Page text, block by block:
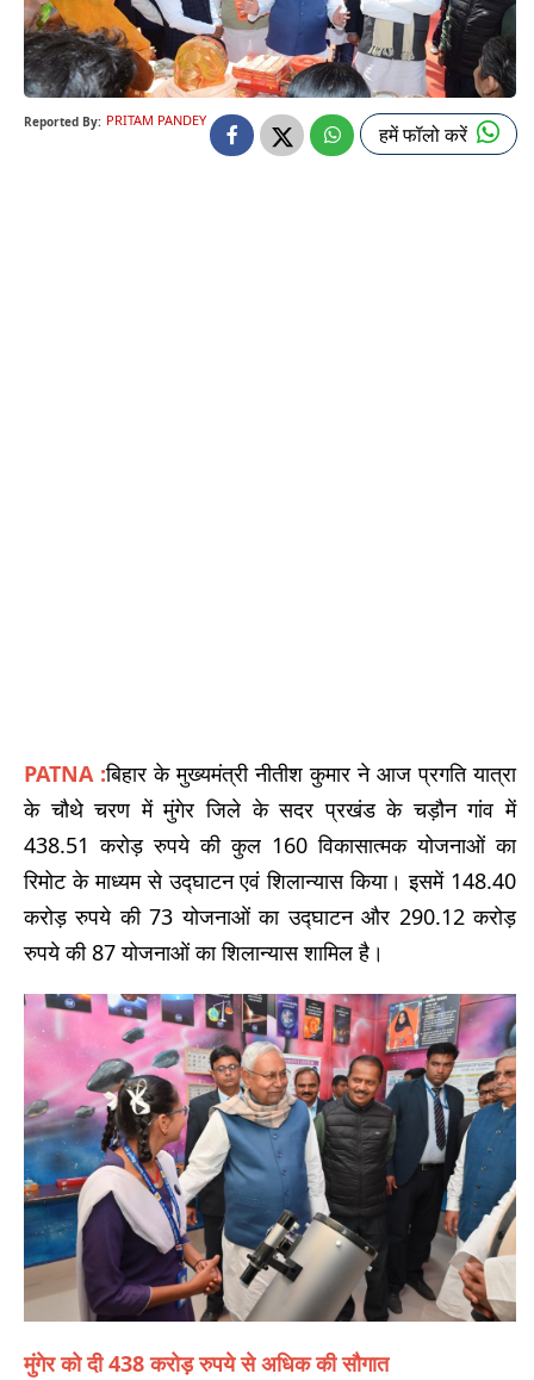
Reported By: PRITAM PANDEY
हमें फॉलो करें
PATNA :बिहार के मुख्यमंत्री नीतीश कुमार ने आज प्रगति यात्रा
के चौथे चरण में मुंगेर जिले के सदर प्रखंड के चड़ौन गांव में
438.51 करोड़ रुपये की कुल 160 विकासात्मक योजनाओं का
रिमोट के माध्यम से उ‌द्घाटन एवं शिलान्यास किया। इसमें 148.40
करोड़ रुपये की 73 योजनाओं का उद्घाटन और 290.12 करोड़
रुपये की 87 योजनाओं का शिलान्यास शामिल है।
मुंगेर को दी 438 करोड़ रुपये से अधिक की सौगात